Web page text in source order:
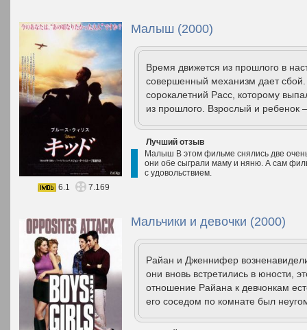
Малыш (2000)
Время движется из прошлого в
совершенный механизм дает сбой.
сорокалетний Расс, которому
из прошлого. Взрослый и
Лучший отзыв
Малыш В этом фильме снялись две
они обе сыграли маму и няню. А сам
с удовольствием.
6.1
7.169
Мальчики и девочки (2000)
Райан и Дженнифер возненавидели
они вновь встретились в юности,
отношение Райана к девчонкам
его соседом по комнате был